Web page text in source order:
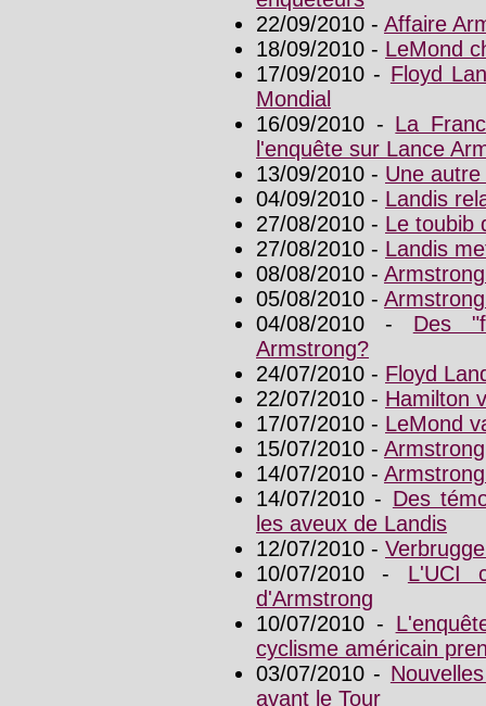
22/09/2010 - Affaire
18/09/2010 - LeMond
17/09/2010 - Floyd
Mondial
16/09/2010 - La
l'enquête sur Lance
13/09/2010 - Une
04/09/2010 - Landis
27/08/2010 - Le toubib
27/08/2010 - Landis
08/08/2010 -
05/08/2010 -
04/08/2010 - Des
Armstrong?
24/07/2010 - Floyd
22/07/2010 - Hamilton
17/07/2010 - LeMond
15/07/2010 -
14/07/2010 -
14/07/2010 - Des
les aveux de Landis
12/07/2010 -
10/07/2010 - L'UCI
d'Armstrong
10/07/2010 -
cyclisme américain
03/07/2010 -
avant le Tour